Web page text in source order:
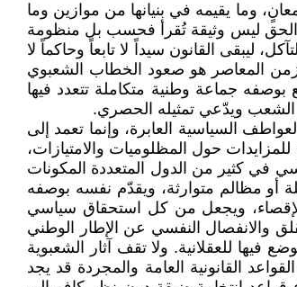
وما يقيمه في بنيانها من موازين وما
الحق ليس وثيقة تُقرأ فحسب بل منظومة
القانون سيداً لا تابعاً وحاكماً لا
المعاصر هو صعود الخطاب الشعبوي
بوصفه جماعة وطنية متكاملة تتعدد فيها
الشعب ويدّعي تمثيله الحصري.
السياسية العابرة، وإنما تعمد إلى
حول المظلوميات والامتيازات،
في كثير من الدول المتعددة المكونات
أو مظالم متوارثة، ويقدّم نفسه بوصفه
ويجعل من كل استحقاق سياسي
والانفصال النفسي عن الإطار الوطني
فيها للعقلانية. ولا تقف آثار الشعبوية
القانونية العامة والمجردة قد يجد